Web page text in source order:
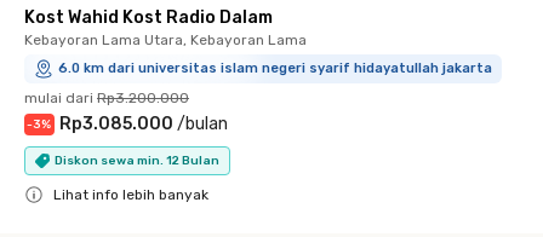
Kost Wahid Kost Radio Dalam
Kebayoran Lama Utara, Kebayoran Lama
6.0 km dari universitas islam negeri syarif hidayatullah jakarta
mulai dari Rp3.200.000
-3% Rp3.085.000 /bulan
Diskon sewa min. 12 Bulan
Lihat info lebih banyak